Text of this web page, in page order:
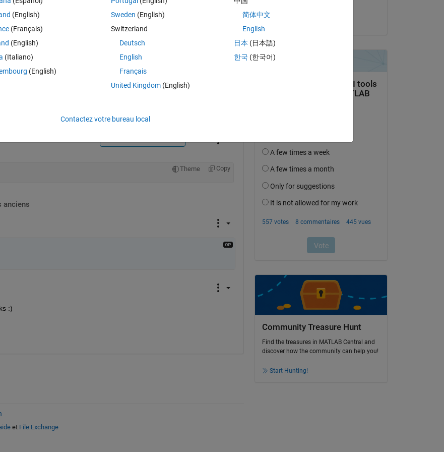
Connectez-vous pour répondre à cette question.
PartagerConnectez-vous pour suivre l’activité
Theme Copy
anciens
:)
et File Exchange
le 15 Nov 2017
Community Treasure Hunt
Find the treasures in MATLAB Central and
discover how the community can help you!
Start Hunting!
(English)
(Français)
(English)
(Italiano)
(English)
Sweden (English)
Switzerland
Deutsch
English
Français
United Kingdom(English)
简体中文
English
日本 (日本語)
한국 (한국어)
Contactez votre bureau local